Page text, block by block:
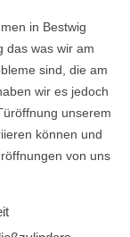
in Bestwig
das was wir am
sind, die am
wir es jedoch
unserem
können und
von uns